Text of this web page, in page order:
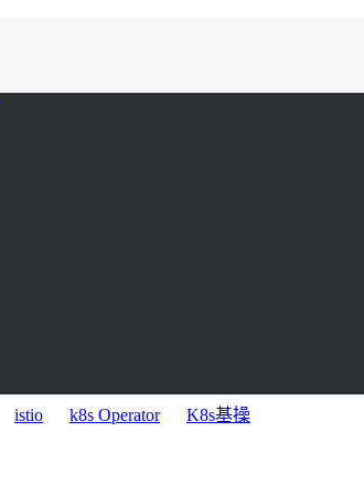
istio k8s Operator K8s基操